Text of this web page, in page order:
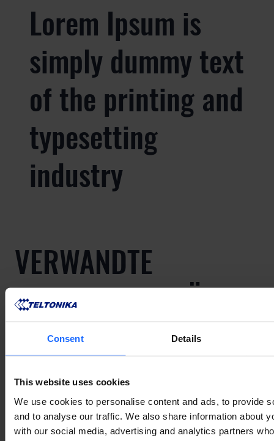
Consent Details
This website uses cookies
We use cookies to personalise content and ads, to provide
and to analyse our traffic. We also share information about
with our social media, advertising and analytics partners
Lorem Ipsum is
simply dummy text
of the printing and
typesetting
industry
VERWANDTE
ANWENDUNGSFÄLLE
VERWANDTE